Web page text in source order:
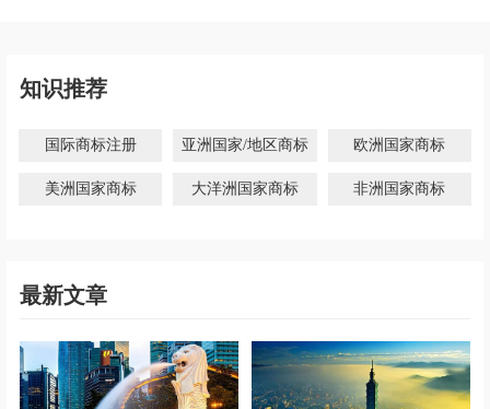
知识推荐
国际商标注册 亚洲国家/地区商标 欧洲国家商标
美洲国家商标 大洋洲国家商标 非洲国家商标
最新文章